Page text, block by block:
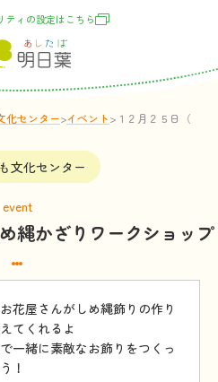
ティの設定はこちら
化センター>イベント> １２月２５日（木
文化センター
event
縄かざりワークショップ
花屋さんがしめ縄飾りの作り
てくれるよ
一緒に素敵なお飾りをつくっ
！